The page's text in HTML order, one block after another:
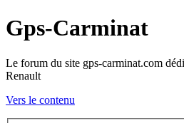
Gps-Carminat
Le forum du site gps-carminat.com
Renault
Vers le contenu